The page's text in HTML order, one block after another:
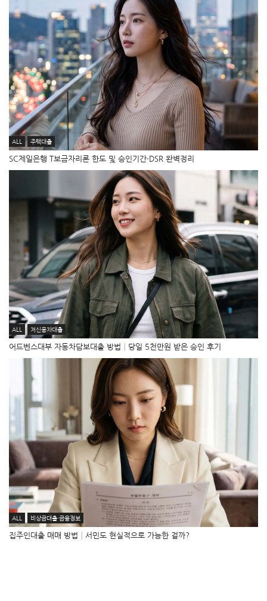
ALL 주택대출
SC제일은행 T보금자리론 한도 및 승인기간·DSR 완벽정리
ALL 저신용자대출
어드벤스대부 자동차담보대출 방법│당일 5천만원 받은 승인 후기
ALL 비상금대출·금융정보
집주인대출 매매 방법│서민도 현실적으로 가능한 걸까?